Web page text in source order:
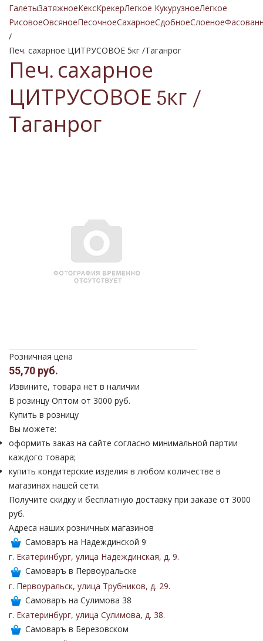
ГалетыЗатяжноеКексКрекерЛегкое КукурузноеЛегкое
РисовоеОвсяноеПесочноеСахарноеСдобноеСлоеное
/
Печ. сахарное ЦИТРУСОВОЕ 5кг /Таганрог
Печ. сахарное
ЦИТРУСОВОЕ 5кг /
Таганрог
Розничная цена
55,70 руб.
Извините, товара нет в наличии
В розинцу Оптом от 3000 руб.
Купить в розницу
Вы можете:
оформить заказ на сайте согласно минимальной партии
каждого товара;
купить кондитерские изделия в любом количестве в
магазинах нашей сети.
Получите скидку и бесплатную доставку при заказе от 3000
руб.
Адреса наших розничных магазинов
Самоваръ на Надеждинской 9
г. Екатеринбург, улица Надеждинская, д. 9.
Самоваръ в Первоуральске
г. Первоуральск, улица Трубников, д. 29.
Самоваръ на Сулимова 38
г. Екатеринбург, улица Сулимова, д. 38.
Самоваръ в Березовском